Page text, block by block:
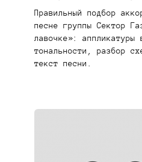
Правильный подбор
песне группы Сектор
лавочке»: аппликатуры
тональности, разбор
текст песни.